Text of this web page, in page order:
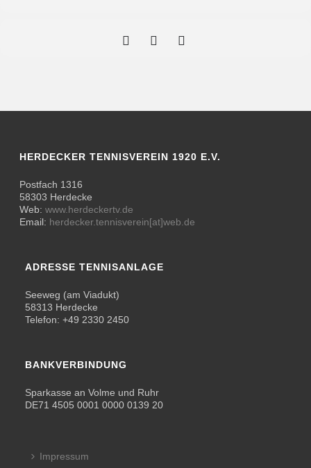
HERDECKER TENNISVEREIN 1920 E.V.
Postfach 1316
58303 Herdecke
Web:www.herdeckertv.de
Email: herdecker.tennisverein[at]web.de
ADRESSE TENNISANLAGE
Seeweg (am Viadukt)
58313 Herdecke
Telefon: +49 2330 2450
BANKVERBINDUNG
Sparkasse an Volme und Ruhr
DE71 4505 0001 0000 0139 20
Impressum